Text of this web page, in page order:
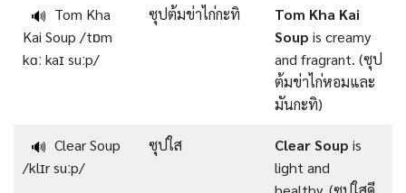
🔊 Tom Kha
Kai Soup /tɒm
kɑː kaɪ suːp/
ซุปต้มข่าไก่กะทิ
Tom Kha Kai
Soup is creamy
and fragrant. (ซุป
ต้มข่าไก่หอมและ
มันกะทิ)
🔊 Clear Soup
/klɪr suːp/
ซุปใส Clear Soup is
light and